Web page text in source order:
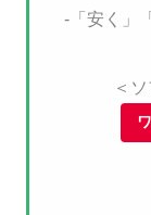
-「安く」
＜